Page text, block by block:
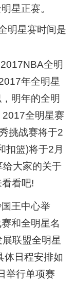
星正赛。
明星赛时间是
全明
年全明星
明年的全明
全明星赛
挑战赛将于2
扣篮)将于2月
大家的关于
看吧!
王中心举
和全明星名
联盟全明星
体日程安排如
举行单项赛